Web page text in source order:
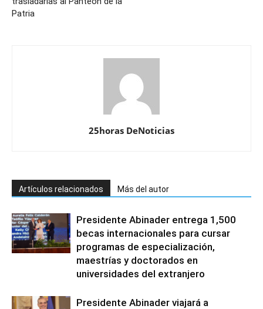
Patria
25horas DeNoticias
Artículos relacionados Más del autor
Presidente Abinader entrega 1,500
becas internacionales para cursar
programas de especialización,
maestrías y doctorados en
universidades del extranjero
Presidente Abinader viajará a